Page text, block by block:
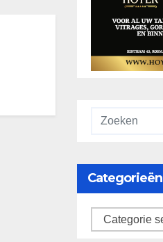
Categorieën
categorieën